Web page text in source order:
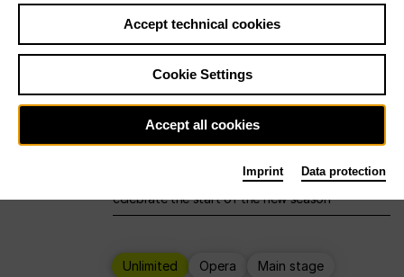
Sat29.8.
Ballet Main stage Staatsballett Berlin
12:00 Eröffnungswochenende
Deutsche Oper Berlin opens its doors to
celebrate the start of the new season
Unlimited Opera Main stage
Accept technical cookies
Cookie Settings
Accept all cookies
Imprint Data protection